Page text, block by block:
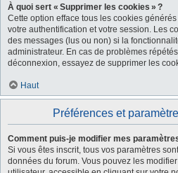
À quoi sert « Supprimer les cookies » ?
Cette option efface tous les cookies
votre authentification et votre session. Les
des messages (lus ou non) si la
administrateur. En cas de problèmes
déconnexion, essayez de supprimer les
Haut
Préférences et
Comment puis-je modifier mes
Si vous êtes inscrit, tous vos paramètres
données du forum. Vous pouvez les